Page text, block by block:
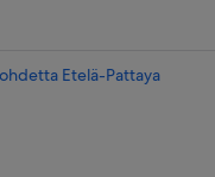
Etelä-Pattaya